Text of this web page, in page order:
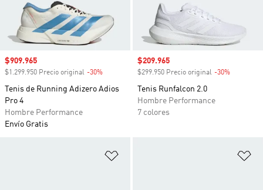
Precio de venta
$909.965
$1.299.950 Precio original -30%
Tenis de Running Adizero Adios
Pro 4
Hombre Performance
Envío Gratis
Precio de venta
$209.965
$299.950 Precio original -30%
Tenis Runfalcon 2.0
Hombre Performance
7 colores